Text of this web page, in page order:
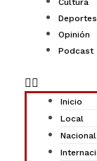
Cultura
Deportes
Opinión
Podcast
Inicio
Local
Nacional